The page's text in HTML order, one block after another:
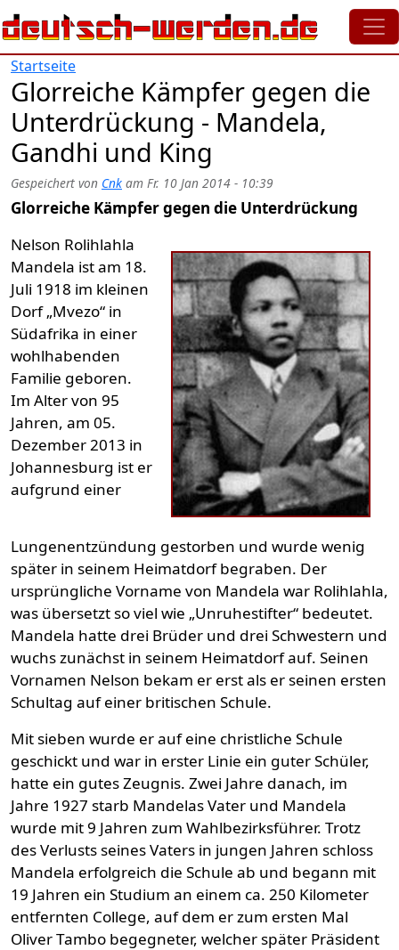
Direkt zum Inhalt
Startseite
Glorreiche Kämpfer gegen die
Unterdrückung - Mandela,
Gandhi und King
Gespeichert von Cnk am Fr. 10 Jan 2014 - 10:39
Glorreiche Kämpfer gegen die Unterdrückung
Nelson Rolihlahla
Mandela ist am 18.
Juli 1918 im kleinen
Dorf „Mvezo“ in
Südafrika in einer
wohlhabenden
Familie geboren.
Im Alter von 95
Jahren, am 05.
Dezember 2013 in
Johannesburg ist er
aufgrund einer
Lungenentzündung gestorben und wurde wenig
später in seinem Heimatdorf begraben. Der
ursprüngliche Vorname von Mandela war Rolihlahla,
was übersetzt so viel wie „Unruhestifter“ bedeutet.
Mandela hatte drei Brüder und drei Schwestern und
wuchs zunächst in seinem Heimatdorf auf. Seinen
Vornamen Nelson bekam er erst als er seinen ersten
Schultag auf einer britischen Schule.
Mit sieben wurde er auf eine christliche Schule
geschickt und war in erster Linie ein guter Schüler,
hatte ein gutes Zeugnis. Zwei Jahre danach, im
Jahre 1927 starb Mandelas Vater und Mandela
wurde mit 9 Jahren zum Wahlbezirksführer. Trotz
des Verlusts seines Vaters in jungen Jahren schloss
Mandela erfolgreich die Schule ab und begann mit
19 Jahren ein Studium an einem ca. 250 Kilometer
entfernten College, auf dem er zum ersten Mal
Oliver Tambo begegneter, welcher später Präsident